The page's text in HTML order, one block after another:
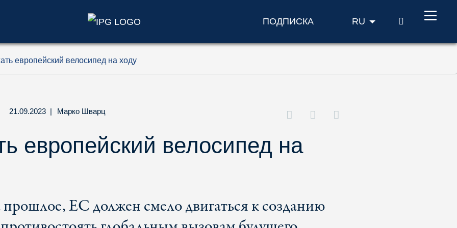
ПОДПИСКА RU ПОИСК
европейский велосипед на ходу
21.09.2023 | Марко Шварц
европейский велосипед на
ЕС должен смело двигаться к созданию